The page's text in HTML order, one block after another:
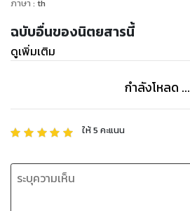
ภาษา : th
ฉบับอื่นของนิตยสารนี้
ดูเพิ่มเติม
กำลังโหลด ...
ให้5 คะแนน